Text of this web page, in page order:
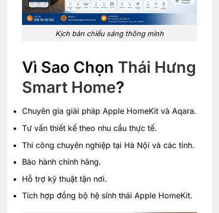
Kịch bản chiếu sáng thông minh
Vì Sao Chọn Thái Hưng
Smart Home?
Chuyên gia giải pháp Apple HomeKit và Aqara.
Tư vấn thiết kế theo nhu cầu thực tế.
Thi công chuyên nghiệp tại Hà Nội và các tỉnh.
Bảo hành chính hãng.
Hỗ trợ kỹ thuật tận nơi.
Tích hợp đồng bộ hệ sinh thái Apple HomeKit.